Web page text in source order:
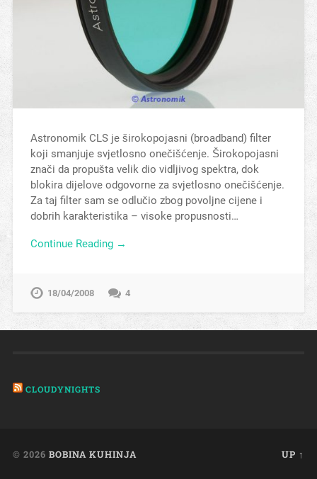
Astronomik CLS je širokopojasni (broadband) filter
koji smanjuje svjetlosno onečišćenje. Širokopojasni
znači da propušta velik dio vidljivog spektra, dok
blokira dijelove odgovorne za svjetlosno onečišćenje.
Za taj filter sam se odlučio zbog povoljne cijene i
dobrih karakteristika – visoke propusnosti…
Continue Reading →
18/04/2008 4
CLOUDYNIGHTS
© 2026 BOBINA KUHINJA UP ↑